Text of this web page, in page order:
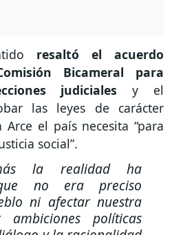
resaltó el acuerdo
Bicameral para
judiciales y el
las leyes de carácter
el país necesita “para
social”.
la realidad ha
no era preciso
ni afectar nuestra
ambiciones políticas